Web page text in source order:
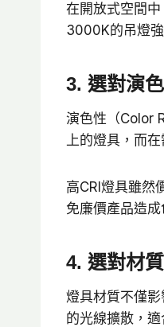
在開放式空間
3000K的吊燈
3. 選對演色
演色性（Color
上的燈具，而
高CRI燈具雖然
免廉價產品造成
4. 選對材質
燈具材質不僅
的光線擴散，